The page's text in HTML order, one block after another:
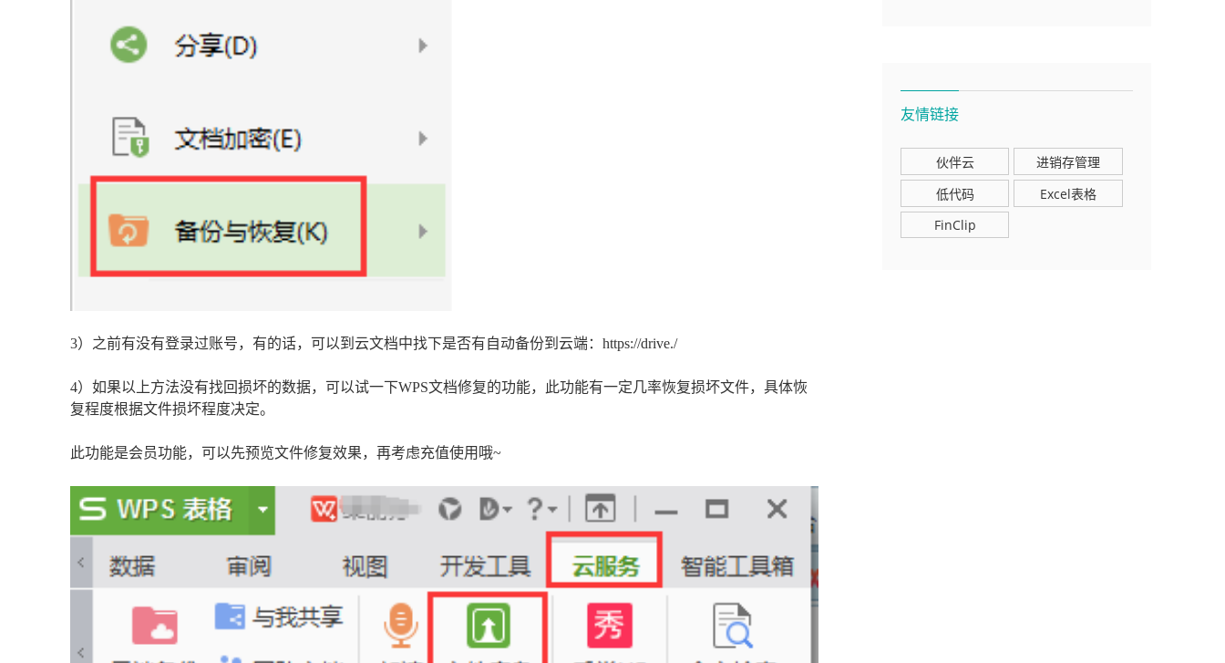
3）之前有没有登录过账号，有的话，可以到云文档中找下是否有自动备份到云端：https://drive./
4）如果以上方法没有找回损坏的数据，可以试一下WPS文档修复的功能，此功能有一定几率恢复损坏文件，具体恢
复程度根据文件损坏程度决定。
此功能是会员功能，可以先预览文件修复效果，再考虑充值使用哦~
友情链接
伙伴云
进销存管理
低代码
Excel表格
FinClip